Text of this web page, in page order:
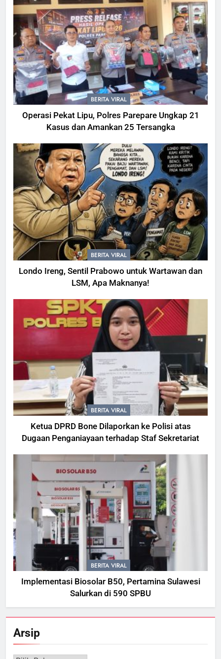
BERITA VIRAL
Operasi Pekat Lipu, Polres Parepare Ungkap 21
Kasus dan Amankan 25 Tersangka
BERITA VIRAL
Londo Ireng, Sentil Prabowo untuk Wartawan dan
LSM, Apa Maknanya!
BERITA VIRAL
Ketua DPRD Bone Dilaporkan ke Polisi atas
Dugaan Penganiayaan terhadap Staf Sekretariat
BERITA VIRAL
Implementasi Biosolar B50, Pertamina Sulawesi
Salurkan di 590 SPBU
Arsip